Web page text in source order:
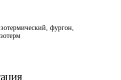
фургон,